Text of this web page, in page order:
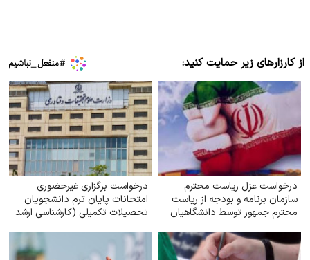
از کارزارهای زیر حمایت کنید:
درخواست عزل ریاست محترم
سازمان برنامه و بودجه از ریاست
محترم جمهور توسط دانشگاهیان
درخواست برگزاری غیرحضوری
امتحانات پایان ترم دانشجویان
تحصیلات تکمیلی (کارشناسی ارشد